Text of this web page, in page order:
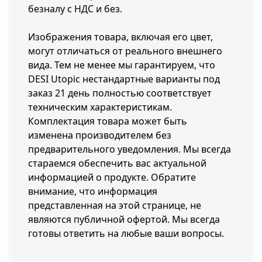
безналу с НДС и без.
Изображения товара, включая его цвет,
могут отличаться от реального внешнего
вида. Тем не менее мы гарантируем, что
DESI Utopic нестандартные варианты под
заказ 21 день полностью соответствует
техническим характеристикам.
Комплектация товара может быть
изменена производителем без
предварительного уведомления. Мы всегда
стараемся обеспечить вас актуальной
информацией о продукте. Обратите
внимание, что информация
представленная на этой странице, не
являются публичной офертой. Мы всегда
готовы ответить на любые ваши вопросы.